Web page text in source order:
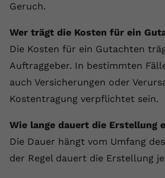
Geruch.
Wer trägt die Kosten für ein
Die Kosten für ein Gutachten
Auftraggeber. In bestimmten
auch Versicherungen oder
Kostentragung verpflichtet sein.
Wie lange dauert die Erstellung
Die Dauer hängt vom Umfang
der Regel dauert die Erstellung